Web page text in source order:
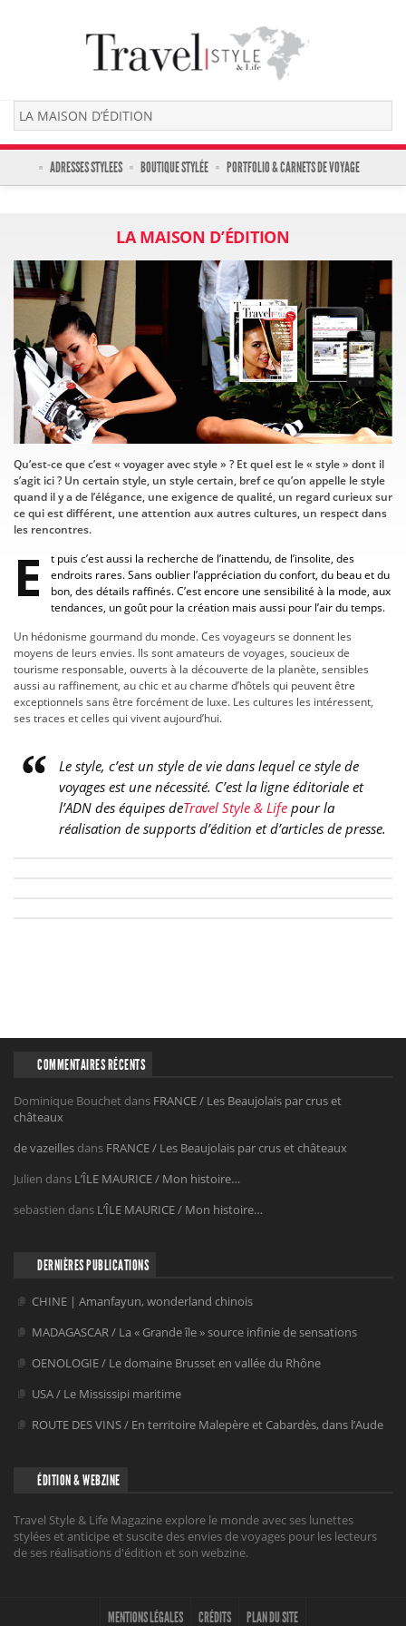
ADRESSES STYLEES BOUTIQUE STYLÉE PORTFOLIO & CARNETS DE VOYAGE
LA MAISON D’ÉDITION
Qu’est-ce que c’est « voyager avec style » ? Et quel est le « style » dont il
s’agit ici ? Un certain style, un style certain, bref ce qu’on appelle le style
quand il y a de l’élégance, une exigence de qualité, un regard curieux sur
ce qui est différent, une attention aux autres cultures, un respect dans
les rencontres.
E
t puis c’est aussi la recherche de l’inattendu, de l’insolite, des
endroits rares. Sans oublier l’appréciation du confort, du beau et du
bon, des détails raffinés. C’est encore une sensibilité à la mode, aux
tendances, un goût pour la création mais aussi pour l’air du temps.
Un hédonisme gourmand du monde. Ces voyageurs se donnent les
moyens de leurs envies. Ils sont amateurs de voyages, soucieux de
tourisme responsable, ouverts à la découverte de la planète, sensibles
aussi au raffinement, au chic et au charme d’hôtels qui peuvent être
exceptionnels sans être forcément de luxe. Les cultures les intéressent,
ses traces et celles qui vivent aujourd’hui.
Le style, c’est un style de vie dans lequel ce style de
voyages est une nécessité. C’est la ligne éditoriale et
l’ADN des équipes deTravel Style & Life pour la
réalisation de supports d’édition et d’articles de presse.
COMMENTAIRES RÉCENTS
Dominique Bouchet dans FRANCE / Les Beaujolais par crus et
châteaux
de vazeilles dans FRANCE / Les Beaujolais par crus et châteaux
Julien dans L’ÎLE MAURICE / Mon histoire…
sebastien dans L’ÎLE MAURICE / Mon histoire…
DERNIÈRES PUBLICATIONS
CHINE | Amanfayun, wonderland chinois
MADAGASCAR / La « Grande île » source infinie de sensations
OENOLOGIE / Le domaine Brusset en vallée du Rhône
USA / Le Mississipi maritime
ROUTE DES VINS / En territoire Malepère et Cabardès, dans l’Aude
ÉDITION & WEBZINE
Travel Style & Life Magazine explore le monde avec ses lunettes
stylées et anticipe et suscite des envies de voyages pour les lecteurs
de ses réalisations d'édition et son webzine.
MENTIONS LÉGALES CRÉDITS PLAN DU SITE